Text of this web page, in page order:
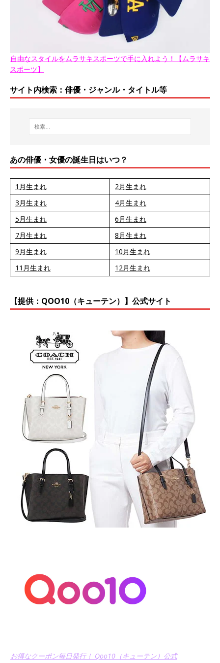
自由なスタイルをムラサキスポーツで手に入れよう！【ムラサキ
スポーツ】
サイト内検索：俳優・ジャンル・タイトル等
あの俳優・女優の誕生日はいつ？
1月生まれ
2月生まれ
3月生まれ
4月生まれ
5月生まれ
6月生まれ
7月生まれ
8月生まれ
9月生まれ
10月生まれ
11月生まれ
12月生まれ
【提供：QOO10（キューテン）】公式サイト
お得なクーポン毎日発行！ Qoo10（キューテン）公式